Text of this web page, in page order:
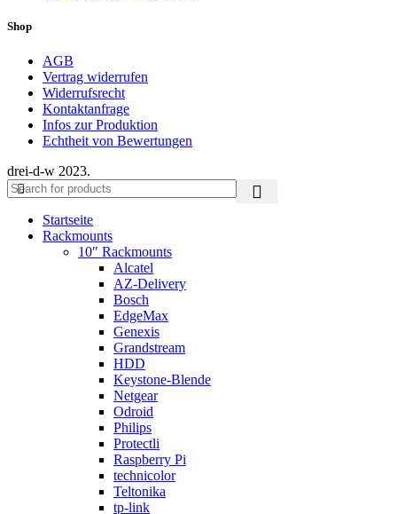
Shop
AGB
Vertrag widerrufen
Widerrufsrecht
Kontaktanfrage
Infos zur Produktion
Echtheit von Bewertungen
drei-d-w 2023.
Startseite
Rackmounts
10″ Rackmounts
Alcatel
AZ-Delivery
Bosch
EdgeMax
Genexis
Grandstream
HDD
Keystone-Blende
Netgear
Odroid
Philips
Protectli
Raspberry Pi
technicolor
Teltonika
tp-link